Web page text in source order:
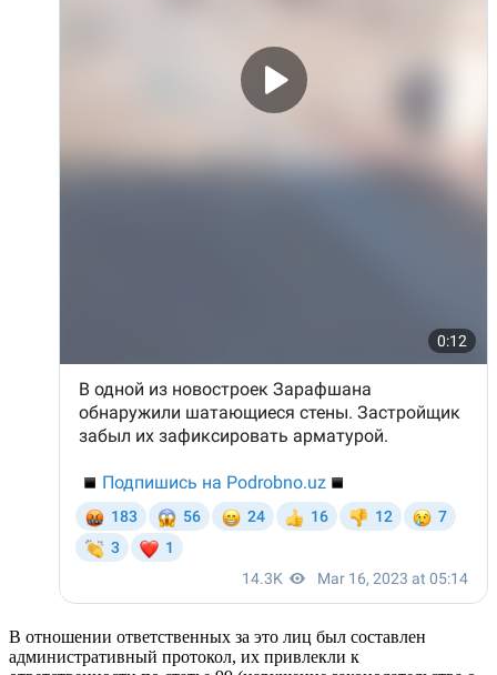
В отношении ответственных за это лиц был составлен
административный протокол, их привлекли к